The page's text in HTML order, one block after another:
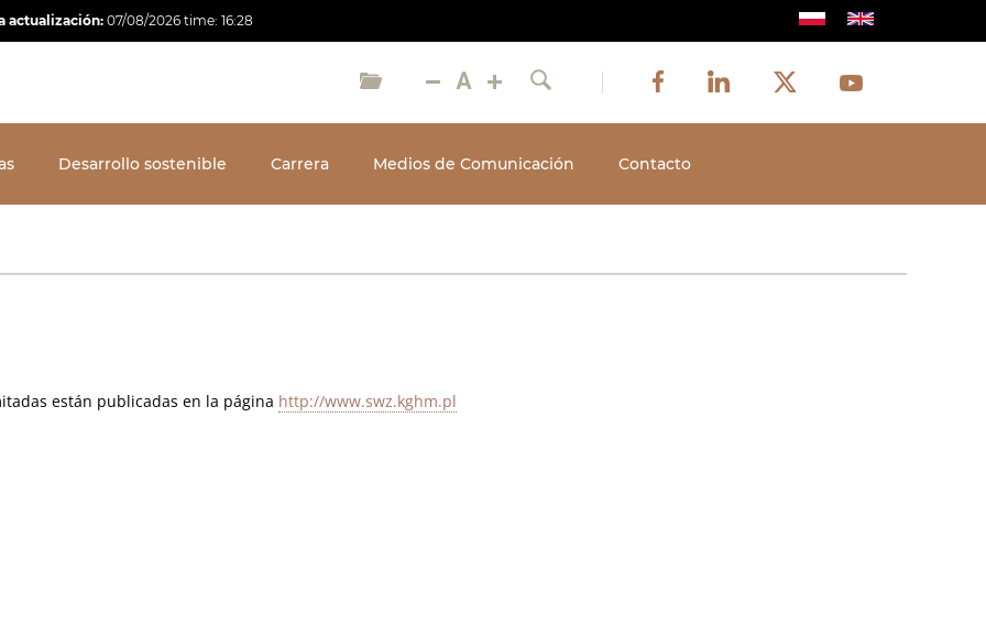
actualización: 07/08/2026 time: 16:28
Szukaj
Social
media
Facebook
Image
LinkedIn
Image
Twitter
Image
Youtube
Image
Desarrollo sostenible Carrera Medios de Comunicación Contacto
están publicadas en la página http://www.swz.kghm.pl